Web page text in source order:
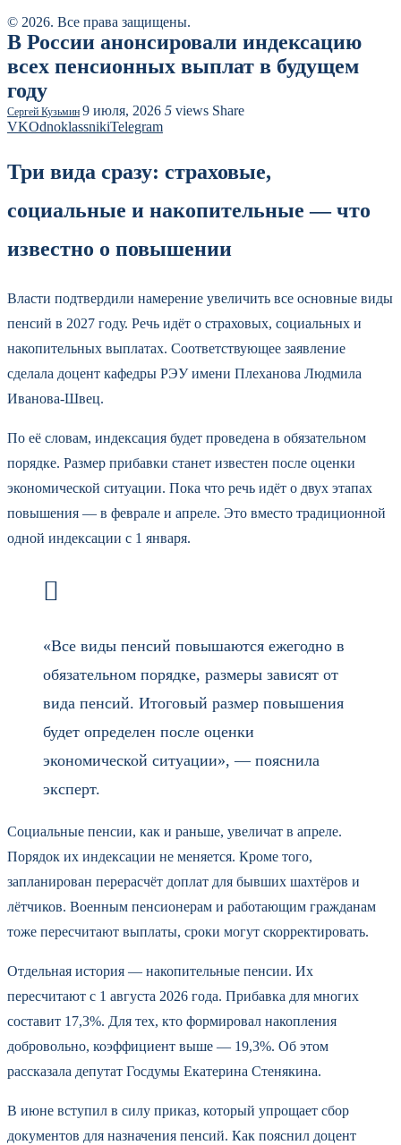
© 2026. Все права защищены.
В России анонсировали индексацию
всех пенсионных выплат в будущем
году
Сергей Кузьмин 9 июля, 2026 5 views Share
VKOdnoklassnikiTelegram
Три вида сразу: страховые,
социальные и накопительные — что
известно о повышении
Власти подтвердили намерение увеличить все основные виды
пенсий в 2027 году. Речь идёт о страховых, социальных и
накопительных выплатах. Соответствующее заявление
сделала доцент кафедры РЭУ имени Плеханова Людмила
Иванова-Швец.
По её словам, индексация будет проведена в обязательном
порядке. Размер прибавки станет известен после оценки
экономической ситуации. Пока что речь идёт о двух этапах
повышения — в феврале и апреле. Это вместо традиционной
одной индексации с 1 января.
«Все виды пенсий повышаются ежегодно в
обязательном порядке, размеры зависят от
вида пенсий. Итоговый размер повышения
будет определен после оценки
экономической ситуации», — пояснила
эксперт.
Социальные пенсии, как и раньше, увеличат в апреле.
Порядок их индексации не меняется. Кроме того,
запланирован перерасчёт доплат для бывших шахтёров и
лётчиков. Военным пенсионерам и работающим гражданам
тоже пересчитают выплаты, сроки могут скорректировать.
Отдельная история — накопительные пенсии. Их
пересчитают с 1 августа 2026 года. Прибавка для многих
составит 17,3%. Для тех, кто формировал накопления
добровольно, коэффициент выше — 19,3%. Об этом
рассказала депутат Госдумы Екатерина Стенякина.
В июне вступил в силу приказ, который упрощает сбор
документов для назначения пенсий. Как пояснил доцент